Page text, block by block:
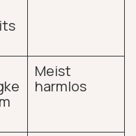
Meist
harmlos